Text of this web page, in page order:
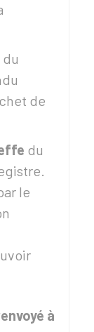
du
de
du
le
à